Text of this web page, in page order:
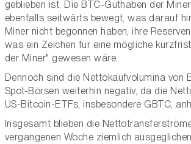
geblieben ist. Die BTC-Guthaben der
ebenfalls seitwärts bewegt, was darauf
Miner nicht begonnen haben, ihre
was ein Zeichen für eine mögliche
der Miner" gewesen wäre.
Dennoch sind die Nettokaufvolumina von
Spot-Börsen weiterhin negativ, da die
US-Bitcoin-ETFs, insbesondere GBTC,
Insgesamt blieben die
vergangenen Woche ziemlich